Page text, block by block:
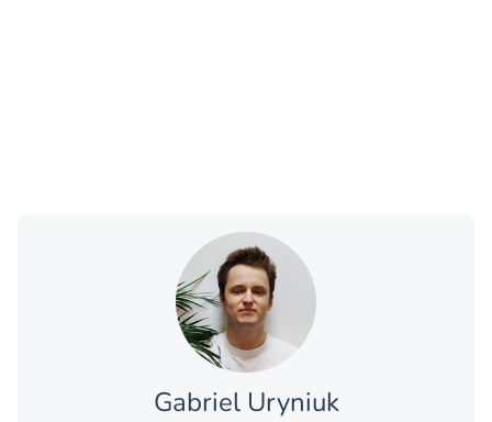
Gabriel Uryniuk